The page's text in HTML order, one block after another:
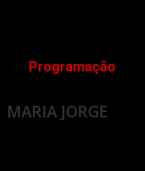
Programação
MARIA JORGE